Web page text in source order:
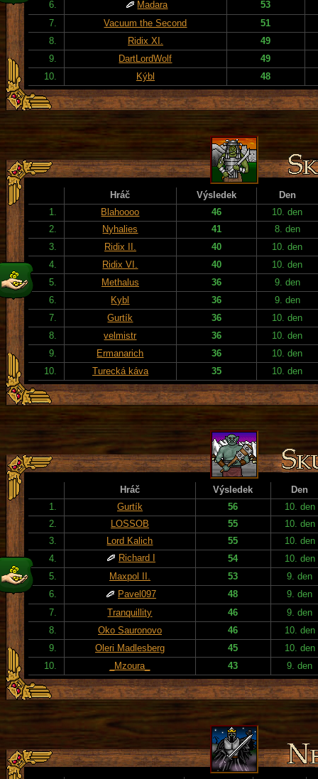
6.
Madara
53
7.
Vacuum the Second
51
8.
Ridix XI.
49
9.
DartLordWolf
49
10.
Kýbl 48
Hráč Výsledek
Den
1.
Blahoooo 46
10. den
2.
Nyhalies 41
8. den
3.
Ridix II. 40
10. den
4.
Ridix VI. 40
10. den
5.
Methalus 36
9. den
6.
Kybl 36
9. den
7.
Gurtík 36
10. den
8.
velmistr 36
10. den
9.
Ermanarich 36
10. den
10.
Turecká káva 35 10. den
Hráč Výsledek
Den
1.
Gurtík 56
10. den
2.
LOSSOB 55
10. den
3.
Lord Kalich 55
10. den
4.
Richard I 54
10. den
5.
Maxpol II. 53
9. den
6.
Pavel097 48
9. den
7.
Tranquillity 46
9. den
8.
Oko Sauronovo 46
10. den
9.
Oleri Madlesberg 45
10. den
10.
_Mzoura_ 43 9. den